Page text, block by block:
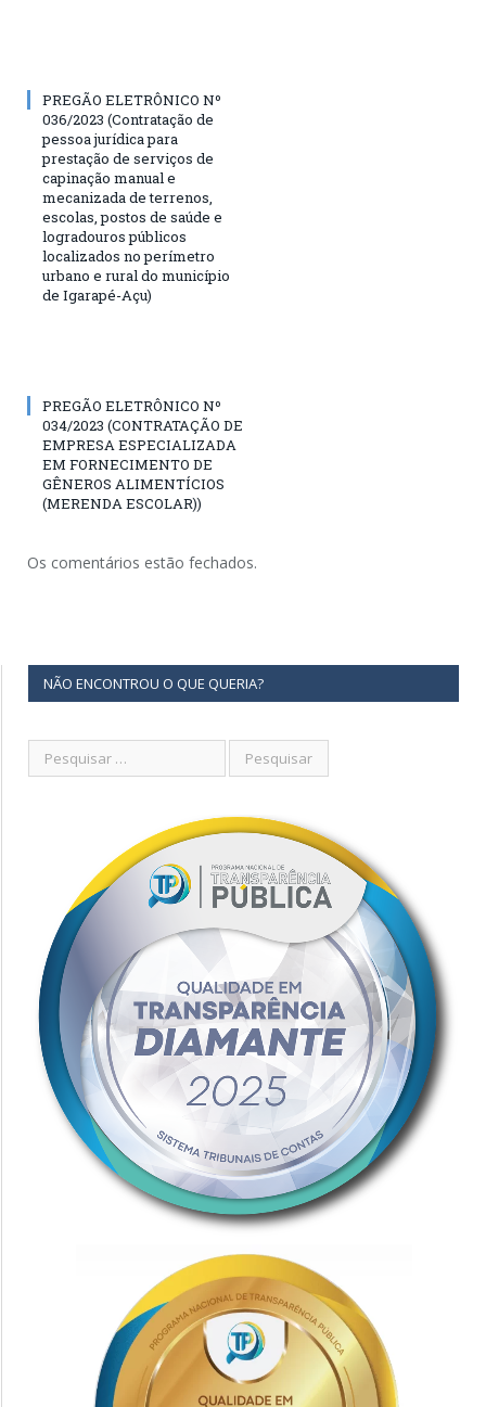
PREGÃO ELETRÔNICO Nº
036/2023 (Contratação de
pessoa jurídica para
prestação de serviços de
capinação manual e
mecanizada de terrenos,
escolas, postos de saúde e
logradouros públicos
localizados no perímetro
urbano e rural do município
de Igarapé-Açu)
PREGÃO ELETRÔNICO Nº
034/2023 (CONTRATAÇÃO DE
EMPRESA ESPECIALIZADA
EM FORNECIMENTO DE
GÊNEROS ALIMENTÍCIOS
(MERENDA ESCOLAR))
Os comentários estão fechados.
NÃO ENCONTROU O QUE QUERIA?